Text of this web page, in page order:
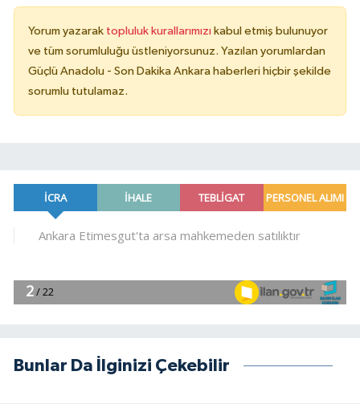
Yorum yazarak topluluk kurallarımızı kabul etmiş bulunuyor
ve tüm sorumluluğu üstleniyorsunuz. Yazılan yorumlardan
Güçlü Anadolu - Son Dakika Ankara haberleri hiçbir şekilde
sorumlu tutulamaz.
Bunlar Da İlginizi Çekebilir